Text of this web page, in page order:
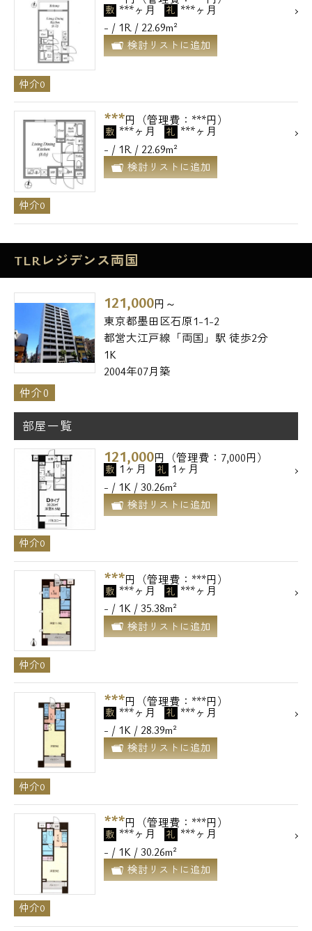
敷 ***ヶ月 礼 ***ヶ月
- / 1R / 22.69m²
検討リストに追加
仲介0
***円（管理費：***円）
敷 ***ヶ月 礼 ***ヶ月
- / 1R / 22.69m²
検討リストに追加
仲介0
TLRレジデンス両国
121,000円～
東京都墨田区石原1-1-2
都営大江戸線「両国」駅 徒歩2分
1K
2004年07月築
仲介0
部屋一覧
121,000円（管理費：7,000円）
敷 1ヶ月 礼 1ヶ月
- / 1K / 30.26m²
検討リストに追加
仲介0
***円（管理費：***円）
敷 ***ヶ月 礼 ***ヶ月
- / 1K / 35.38m²
検討リストに追加
仲介0
***円（管理費：***円）
敷 ***ヶ月 礼 ***ヶ月
- / 1K / 28.39m²
検討リストに追加
仲介0
***円（管理費：***円）
敷 ***ヶ月 礼 ***ヶ月
- / 1K / 30.26m²
検討リストに追加
仲介0
メールでお問い合わせ
お問い合わせ